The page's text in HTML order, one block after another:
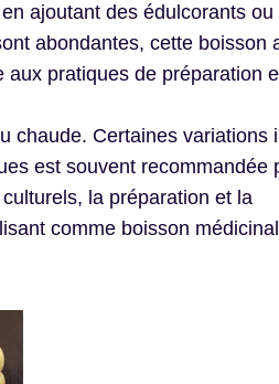
ajoutant des édulcorants ou
abondantes, cette boisson
pratiques de préparation
chaude. Certaines variations
est souvent recommandée
la préparation et la
comme boisson